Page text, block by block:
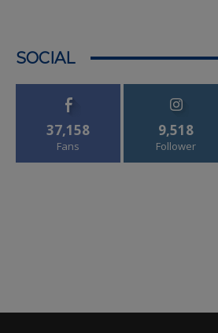
SOCIAL
37,158
Fans
9,518
Follower